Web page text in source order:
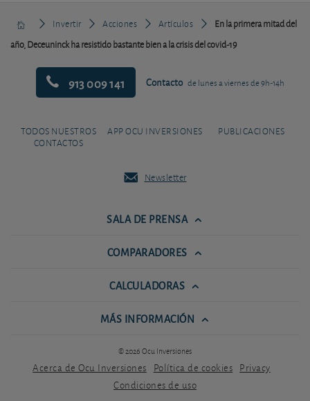
Invertir Acciones Artículos
En la primera mitad del
año, Deceuninck ha resistido bastante bien a la crisis del covid-19
913 009 141 Contacto de lunes a viernes de 9h-14h
TODOS NUESTROS
CONTACTOS
APP OCU INVERSIONES PUBLICACIONES
Newsletter
SALA DE PRENSA
COMPARADORES
CALCULADORAS
MÁS INFORMACIÓN
© 2026 Ocu Inversiones
Acerca de Ocu Inversiones Política de cookies Privacy
Condiciones de uso